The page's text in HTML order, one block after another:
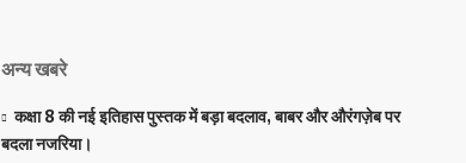
अन्य खबरे
कक्षा 8 की नई इतिहास पुस्तक में बड़ा बदलाव, बाबर और औरंगज़ेब पर
बदला नजरिया।